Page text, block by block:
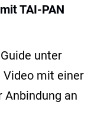
TAI-PAN
unter
Video mit einer
Anbindung an